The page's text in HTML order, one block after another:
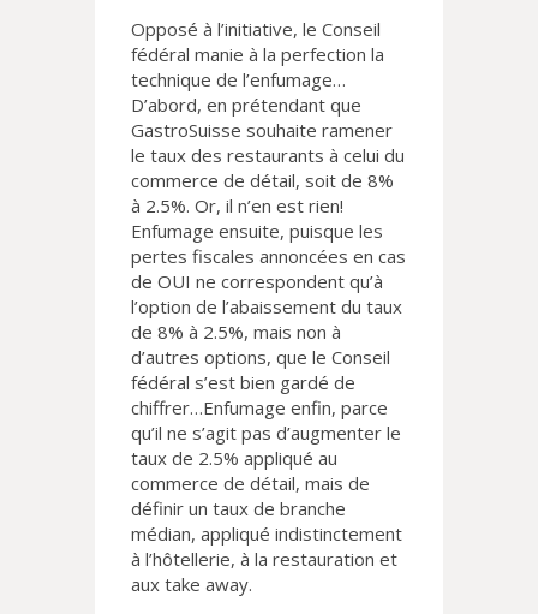
Opposé à l’initiative, le Conseil
fédéral manie à la perfection la
technique de l’enfumage…
D’abord, en prétendant que
GastroSuisse souhaite ramener
le taux des restaurants à celui du
commerce de détail, soit de 8%
à 2.5%. Or, il n’en est rien!
Enfumage ensuite, puisque les
pertes fiscales annoncées en cas
de OUI ne correspondent qu’à
l’option de l’abaissement du taux
de 8% à 2.5%, mais non à
d’autres options, que le Conseil
fédéral s’est bien gardé de
chiffrer…Enfumage enfin, parce
qu’il ne s’agit pas d’augmenter le
taux de 2.5% appliqué au
commerce de détail, mais de
définir un taux de branche
médian, appliqué indistinctement
à l’hôtellerie, à la restauration et
aux take away.